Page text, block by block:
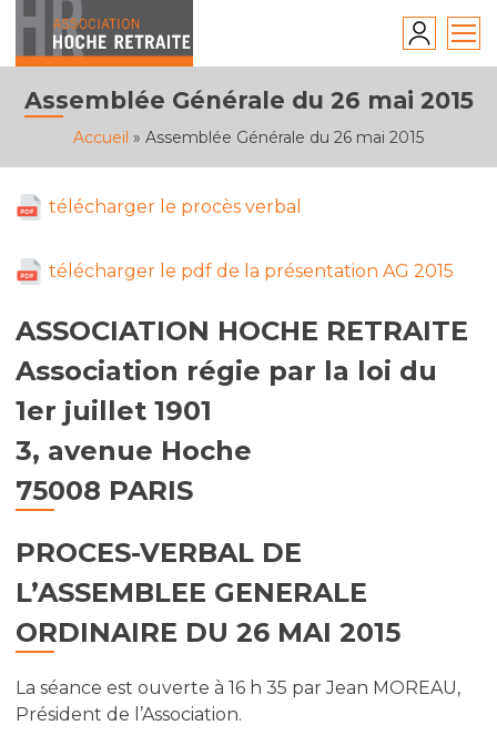
Skip
content
Assemblée Générale du 26 mai 2015
Accueil » Assemblée Générale du 26 mai 2015
télécharger le procès verbal
télécharger le pdf de la présentation AG 2015
ASSOCIATION HOCHE RETRAITE
Association régie par la loi du
1er juillet 1901
3, avenue Hoche
75008 PARIS
PROCES-VERBAL DE
L’ASSEMBLEE GENERALE
ORDINAIRE DU 26 MAI 2015
La séance est ouverte à 16 h 35 par Jean MOREAU,
Président de l’Association.